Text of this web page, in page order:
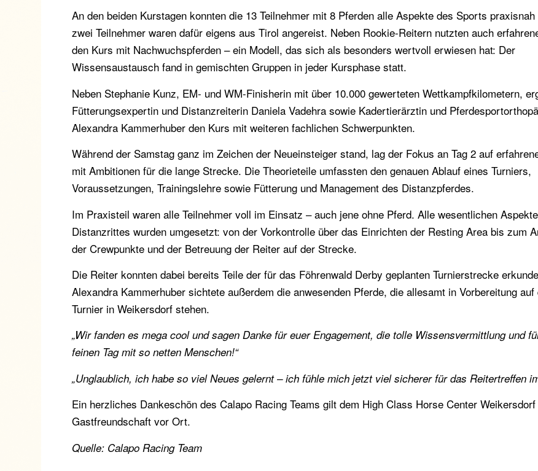
An den beiden Kurstagen konnten die 13 Teilnehmer mit 8 Pferden alle Aspekte des Sports
zwei Teilnehmer waren dafür eigens aus Tirol angereist. Neben Rookie-Reitern nutzten auch
den Kurs mit Nachwuchspferden – ein Modell, das sich als besonders wertvoll erwiesen hat: Der
Wissensaustausch fand in gemischten Gruppen in jeder Kursphase statt.
Neben Stephanie Kunz, EM- und WM-Finisherin mit über 10.000 gewerteten Wettkampfkilometern,
Fütterungsexpertin und Distanzreiterin Daniela Vadehra sowie Kadertierärztin und
Alexandra Kammerhuber den Kurs mit weiteren fachlichen Schwerpunkten.
Während der Samstag ganz im Zeichen der Neueinsteiger stand, lag der Fokus an Tag 2 auf
mit Ambitionen für die lange Strecke. Die Theorieteile umfassten den genauen Ablauf eines Turniers,
Voraussetzungen, Trainingslehre sowie Fütterung und Management des Distanzpferdes.
Im Praxisteil waren alle Teilnehmer voll im Einsatz – auch jene ohne Pferd. Alle wesentlichen
Distanzrittes wurden umgesetzt: von der Vorkontrolle über das Einrichten der Resting Area bis zum
der Crewpunkte und der Betreuung der Reiter auf der Strecke.
Die Reiter konnten dabei bereits Teile der für das Föhrenwald Derby geplanten Turnierstrecke
Alexandra Kammerhuber sichtete außerdem die anwesenden Pferde, die allesamt in Vorbereitung auf
Turnier in Weikersdorf stehen.
„Wir fanden es mega cool und sagen Danke für euer Engagement, die tolle Wissensvermittlung und
feinen Tag mit so netten Menschen!“
„Unglaublich, ich habe so viel Neues gelernt – ich fühle mich jetzt viel sicherer für das Reitertreffen
Ein herzliches Dankeschön des Calapo Racing Teams gilt dem High Class Horse Center
Gastfreundschaft vor Ort.
Quelle: Calapo Racing Team